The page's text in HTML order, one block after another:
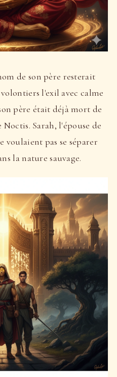
de son père resterait
l'exil avec calme
père était déjà mort de
Sarah, l'épouse de
voulaient pas se séparer
la nature sauvage.